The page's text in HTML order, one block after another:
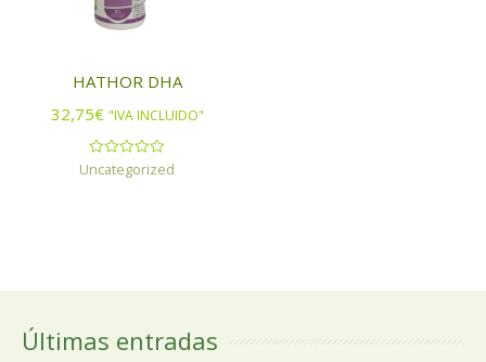
HATHOR DHA
32,75€ "IVA INCLUIDO"
Valorado
Uncategorized
Últimas entradas